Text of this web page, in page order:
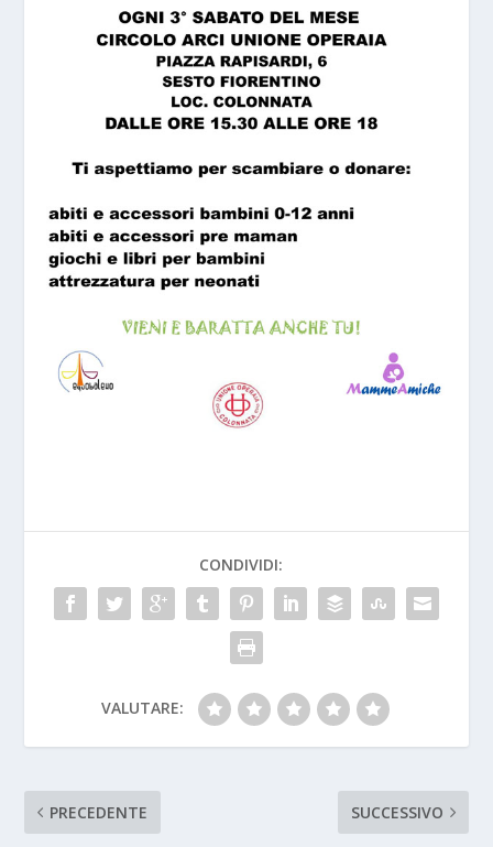
CONDIVIDI:
VALUTARE:
PRECEDENTE SUCCESSIVO